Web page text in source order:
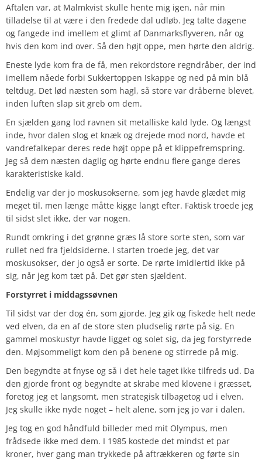
Aftalen var, at Malmkvist skulle hente mig igen, når min
tilladelse til at være i den fredede dal udløb. Jeg talte dagene
og fangede ind imellem et glimt af Danmarksflyveren, når og
hvis den kom ind over. Så den højt oppe, men hørte den aldrig.
Eneste lyde kom fra de få, men rekordstore regndråber, der ind
imellem nåede forbi Sukkertoppen Iskappe og ned på min blå
teltdug. Det lød næsten som hagl, så store var dråberne blevet,
inden luften slap sit greb om dem.
En sjælden gang lod ravnen sit metalliske kald lyde. Og længst
inde, hvor dalen slog et knæk og drejede mod nord, havde et
vandrefalkepar deres rede højt oppe på et klippefremspring.
Jeg så dem næsten daglig og hørte endnu flere gange deres
karakteristiske kald.
Endelig var der jo moskusokserne, som jeg havde glædet mig
meget til, men længe måtte kigge langt efter. Faktisk troede jeg
til sidst slet ikke, der var nogen.
Rundt omkring i det grønne græs lå store sorte sten, som var
rullet ned fra fjeldsiderne. I starten troede jeg, det var
moskusokser, der jo også er sorte. De rørte imidlertid ikke på
sig, når jeg kom tæt på. Det gør sten sjældent.
Forstyrret i middagssøvnen
Til sidst var der dog én, som gjorde. Jeg gik og fiskede helt nede
ved elven, da en af de store sten pludselig rørte på sig. En
gammel moskustyr havde ligget og solet sig, da jeg forstyrrede
den. Møjsommeligt kom den på benene og stirrede på mig.
Den begyndte at fnyse og så i det hele taget ikke tilfreds ud. Da
den gjorde front og begyndte at skrabe med klovene i græsset,
foretog jeg et langsomt, men strategisk tilbagetog ud i elven.
Jeg skulle ikke nyde noget – helt alene, som jeg jo var i dalen.
Jeg tog en god håndfuld billeder med mit Olympus, men
frådsede ikke med dem. I 1985 kostede det mindst et par
kroner, hver gang man trykkede på aftrækkeren og førte sin